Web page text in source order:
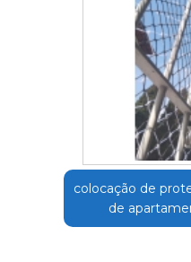
colocação de
de